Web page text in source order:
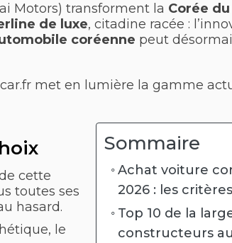
Motors) transforment la Corée du
de luxe, citadine racée :
coréenne peut
met en lumière la gamme
cette
toutes ses
hasard.
le
Sommaire
Achat voiture
2026 : les
Top 10 de la
constructeurs